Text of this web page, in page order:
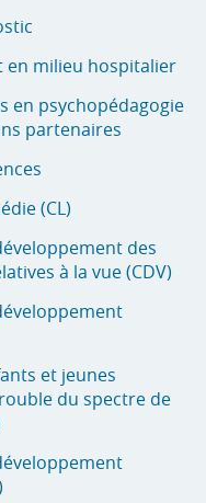
en milieu hospitalier
en psychopédagogie
partenaires
(CL)
des
à la vue (CDV)
et jeunes
du spectre de